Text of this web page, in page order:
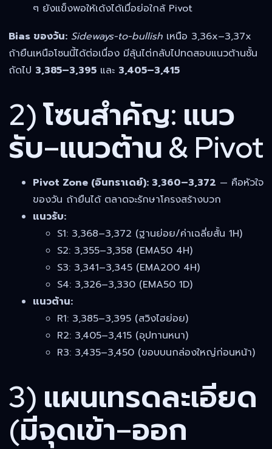
ๆ ยังแข็งพอให้เด้งได้เมื่อย่อใกล้ Pivot
Bias ของวัน: Sideways-to-bullish เหนือ 3,36x–3,37x
ถ้ายืนเหนือโซนนี้ได้ต่อเนื่อง มีลุ้นไต่กลับไปทดสอบแนวต้านชั้น
ถัดไป 3,385–3,395 และ 3,405–3,415
2) โซนสำคัญ: แนว
รับ–แนวต้าน & Pivot
Pivot Zone (อินทราเดย์): 3,360–3,372 — คือหัวใจ
ของวัน ถ้ายืนได้ ตลาดจะรักษาโครงสร้างบวก
แนวรับ:
S1: 3,368–3,372 (ฐานย่อย/ค่าเฉลี่ยสั้น 1H)
S2: 3,355–3,358 (EMA50 4H)
S3: 3,341–3,345 (EMA200 4H)
S4: 3,326–3,330 (EMA50 1D)
แนวต้าน:
R1: 3,385–3,395 (สวิงไฮย่อย)
R2: 3,405–3,415 (อุปทานหนา)
R3: 3,435–3,450 (ขอบบนกล่องใหญ่ก่อนหน้า)
3) แผนเทรดละเอียด
(มีจุดเข้า–ออก